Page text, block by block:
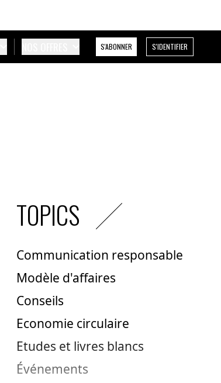
S'ABONNER S'IDENTIFIER
TOPICS
Communication responsable
Modèle d'affaires
Conseils
Economie circulaire
Etudes et livres blancs
Événements